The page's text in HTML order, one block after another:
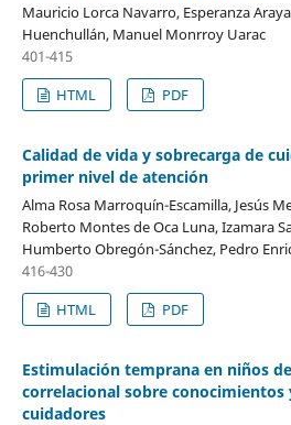
Mauricio Lorca Navarro, Esperanza
Huenchullán, Manuel Monrroy Uarac
401-415
HTML
PDF
Calidad de vida y sobrecarga de
primer nivel de atención
Alma Rosa Marroquín-Escamilla, Jesús
Roberto Montes de Oca Luna, Izamara
Humberto Obregón-Sánchez, Pedro
416-430
HTML
PDF
Estimulación temprana en niños
correlacional sobre conocimientos
cuidadores